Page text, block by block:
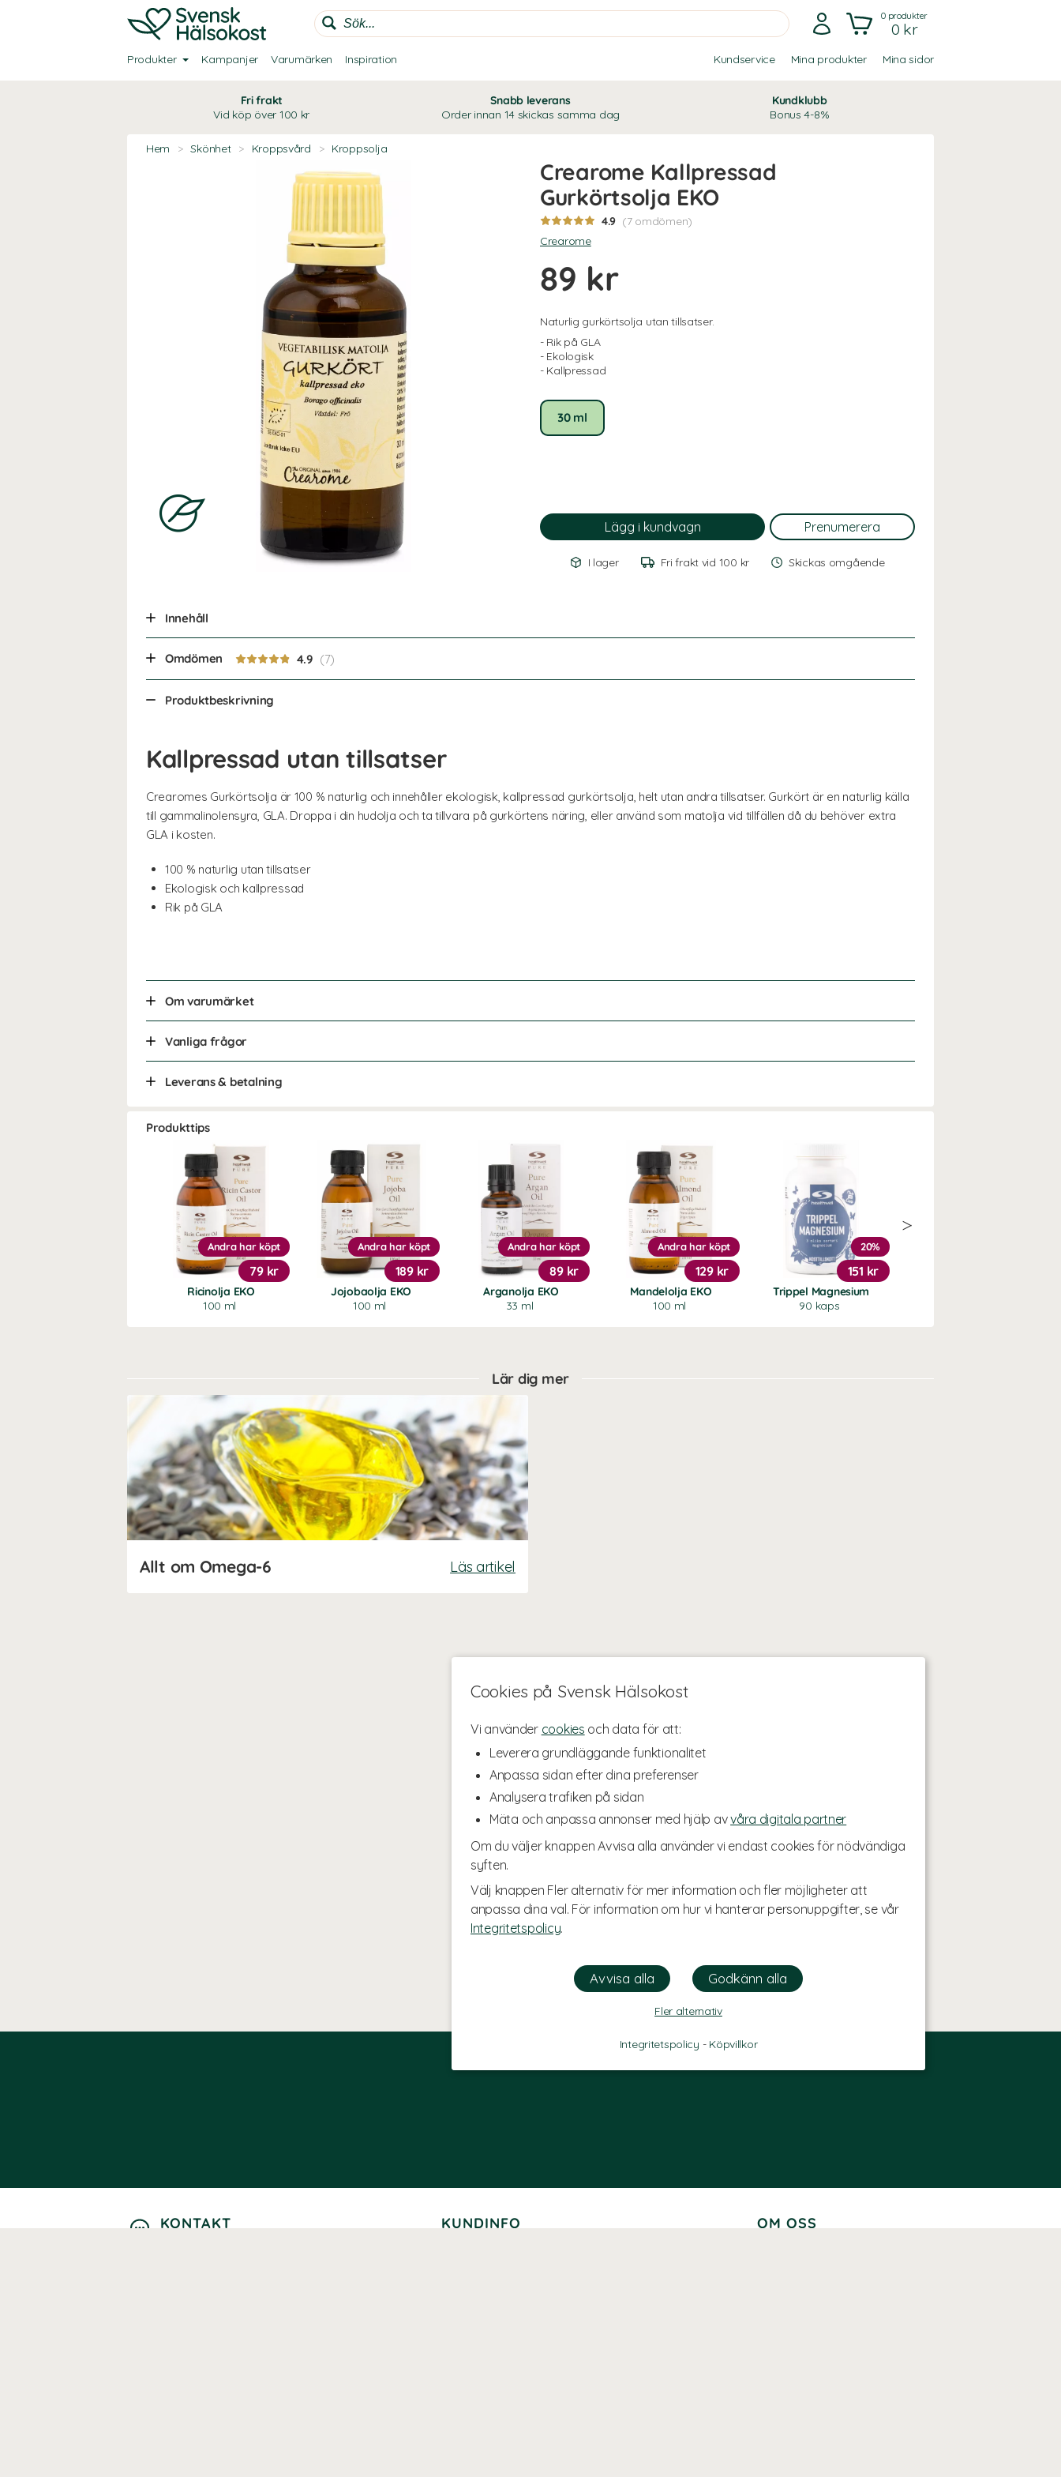
Cookies på Svensk Hälsokost
Vi använder cookies och data för att:
Leverera grundläggande funktionalitet
Anpassa sidan efter dina preferenser
Analysera trafiken på sidan
Mäta och anpassa annonser med hjälp avvåra digitala partner
Om du väljer knappen Avvisa alla använder vi endast cookies för nödvändiga
syften.
Välj knappen Fler alternativ för mer information och fler möjligheter att
anpassa dina val. För information om hur vi hanterar personuppgifter, se vår
Integritetspolicy.
Fler alternativ
Integritetspolicy - Köpvillkor
0produkter
0 kr
Produkter Kampanjer Varumärken Inspiration Kundservice Mina produkter Mina sidor
Fri frakt
Vid köp över 100 kr
Snabb leverans
Order innan 14 skickas samma dag
Kundklubb
Bonus 4-8%
Hem > Skönhet > Kroppsvård > Kroppsolja
Crearome Kallpressad
Gurkörtsolja EKO
4.9 (7 omdömen)
Crearome
89 kr
Naturlig gurkörtsolja utan tillsatser.
- Rik på GLA
- Ekologisk
- Kallpressad
30 ml
I lager Fri frakt vid 100 kr Skickas omgående
Innehåll
Omdömen 4.9
Produktbeskrivning
Kallpressad utan tillsatser
Crearomes Gurkörtsolja är 100 % naturlig och innehåller ekologisk, kallpressad gurkörtsolja, helt utan andra tillsatser. Gurkört är en naturlig källa
till gammalinolensyra, GLA. Droppa i din hudolja och ta tillvara på gurkörtens näring, eller använd som matolja vid tillfällen då du behöver extra
GLA i kosten.
100 % naturlig utan tillsatser
Ekologisk och kallpressad
Rik på GLA
Om varumärket
Vanliga frågor
Leverans & betalning
Produkttips
Ricinolja EKO
100 ml
Andra har köpt
79 kr
Jojobaolja EKO
100 ml
Andra har köpt
189 kr
Arganolja EKO
33 ml
Andra har köpt
89 kr
Mandelolja EKO
100 ml
Andra har köpt
129 kr
Trippel Magnesium
90 kaps
20%
151 kr
Lär dig mer
Allt om Omega-6 Läs artikel
KONTAKT KUNDINFO OM OSS